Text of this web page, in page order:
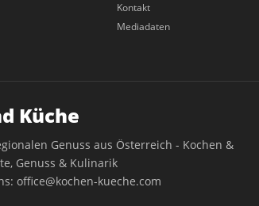
Kontakt
Mediadaten
Küche
Genuss aus Österreich - Kochen &
Genuss & Kulinarik
office@kochen-kueche.com